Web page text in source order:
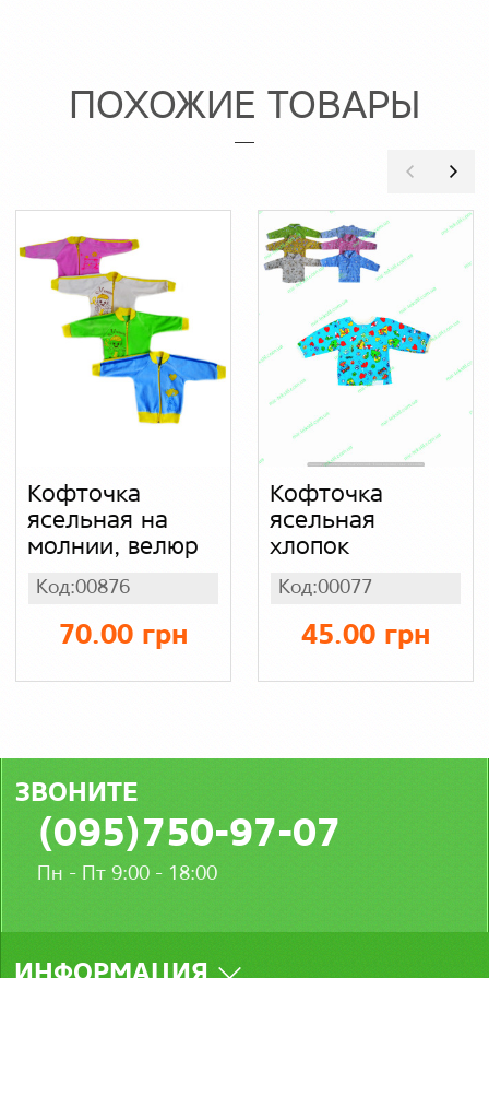
ПОХОЖИЕ ТОВАРЫ
Кофточка
ясельная на
молнии, велюр
Код:00876
70.00 грн
Кофточка
ясельная
хлопок
Код:00077
45.00 грн
ЗВОНИТЕ
(095)750-97-07
Пн - Пт 9:00 - 18:00
ИНФОРМАЦИЯ